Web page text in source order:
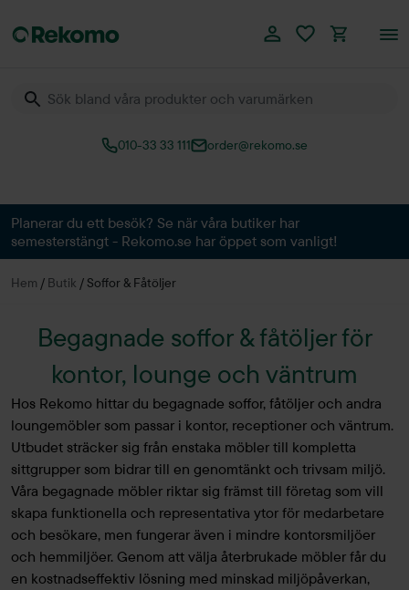
010-33 33 111 order@rekomo.se
Planerar du ett besök? Se när våra butiker har
semesterstängt - Rekomo.se har öppet som vanligt!
Hem / Butik / Soffor & Fåtöljer
Begagnade soffor & fåtöljer för
kontor, lounge och väntrum
Hos Rekomo hittar du begagnade soffor, fåtöljer och andra
loungemöbler som passar i kontor, receptioner och väntrum.
Utbudet sträcker sig från enstaka möbler till kompletta
sittgrupper som bidrar till en genomtänkt och trivsam miljö.
Våra begagnade möbler riktar sig främst till företag som vill
skapa funktionella och representativa ytor för medarbetare
och besökare, men fungerar även i mindre kontorsmiljöer
och hemmiljöer. Genom att välja återbrukade möbler får du
en kostnadseffektiv lösning med minskad miljöpåverkan,